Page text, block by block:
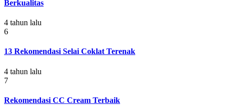
Berkualitas
4 tahun lalu
6
13 Rekomendasi Selai Coklat Terenak
4 tahun lalu
7
Rekomendasi CC Cream Terbaik